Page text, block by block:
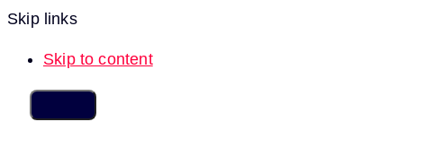
Skip links
Skip to content